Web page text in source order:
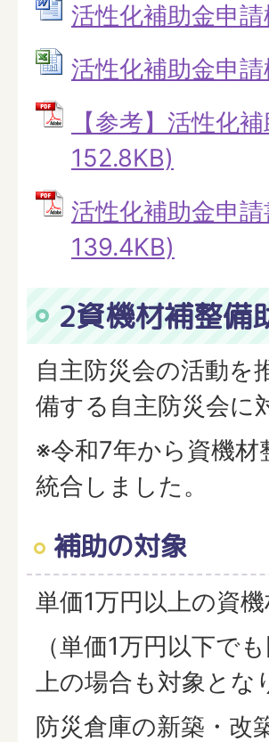
活性化補助金申
活性化補助金申
【参考】活性化
152.8KB)
活性化補助金申
139.4KB)
2資機材補整備
自主防災会の活動を
備する自主防災会に
※令和7年から資機材
統合しました。
補助の対象
単価1万円以上の資
（単価1万円以下で
上の場合も対象とな
防災倉庫の新築・改